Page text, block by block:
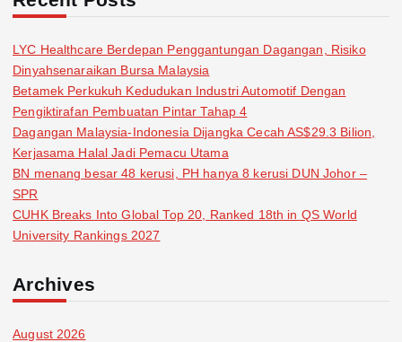
LYC Healthcare Berdepan Penggantungan Dagangan, Risiko
Dinyahsenaraikan Bursa Malaysia
Betamek Perkukuh Kedudukan Industri Automotif Dengan
Pengiktirafan Pembuatan Pintar Tahap 4
Dagangan Malaysia-Indonesia Dijangka Cecah AS$29.3 Bilion,
Kerjasama Halal Jadi Pemacu Utama
BN menang besar 48 kerusi, PH hanya 8 kerusi DUN Johor –
SPR
CUHK Breaks Into Global Top 20, Ranked 18th in QS World
University Rankings 2027
Archives
August 2026